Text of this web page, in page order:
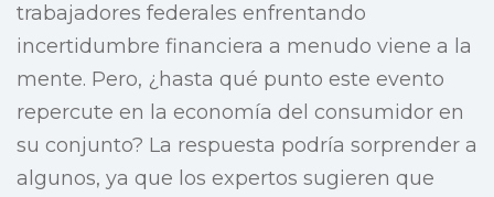
trabajadores federales enfrentando
incertidumbre financiera a menudo viene a la
mente. Pero, ¿hasta qué punto este evento
repercute en la economía del consumidor en
su conjunto? La respuesta podría sorprender a
algunos, ya que los expertos sugieren que